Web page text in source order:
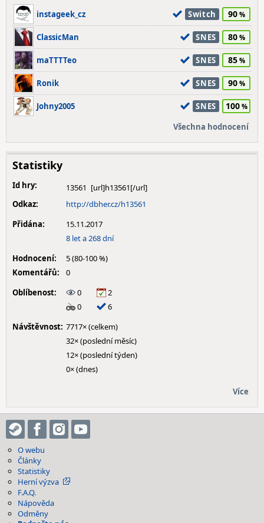
instageek_cz Switch 90
ClassicMan SNES 80
maTTTTeo SNES 85
Ronik SNES 90
Johny2005 SNES 100
Všechna hodnocení
Statistiky
Id hry:
13561
Odkaz:
http://dbher.cz/h13561
Přidána:
15.11.2017
8 let a 268 dní
Hodnocení:
5 (80-100 %)
Komentářů:
0
Oblíbenost:
0
2
0
6
Návštěvnost: 7717× (celkem)
32× (poslední měsíc)
12× (poslední týden)
0× (dnes)
Více
O webu
Články
Statistiky
Herní výzva
F.A.Q.
Nápověda
Odměny